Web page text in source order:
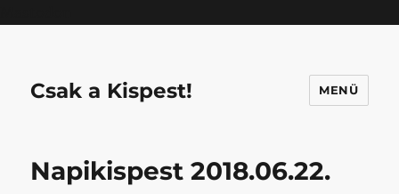
Csak a Kispest! MENÜ
Napikispest 2018.06.22.